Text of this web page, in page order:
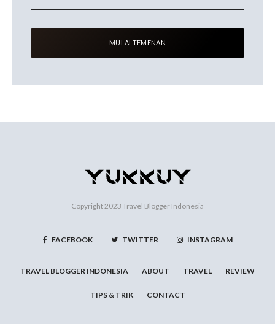
Copyright 2023 Travel Blogger Indonesia
FACEBOOK TWITTER INSTAGRAM
TRAVEL BLOGGER INDONESIA ABOUT TRAVEL REVIEW
TIPS & TRIK CONTACT